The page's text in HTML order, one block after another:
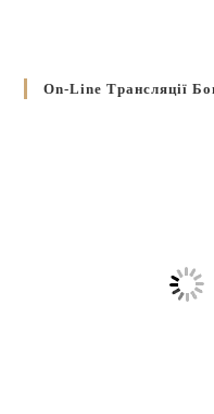
On-Line Трансляції